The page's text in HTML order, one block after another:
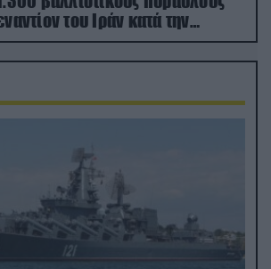
του Ιράν κατά την
του πολέμου